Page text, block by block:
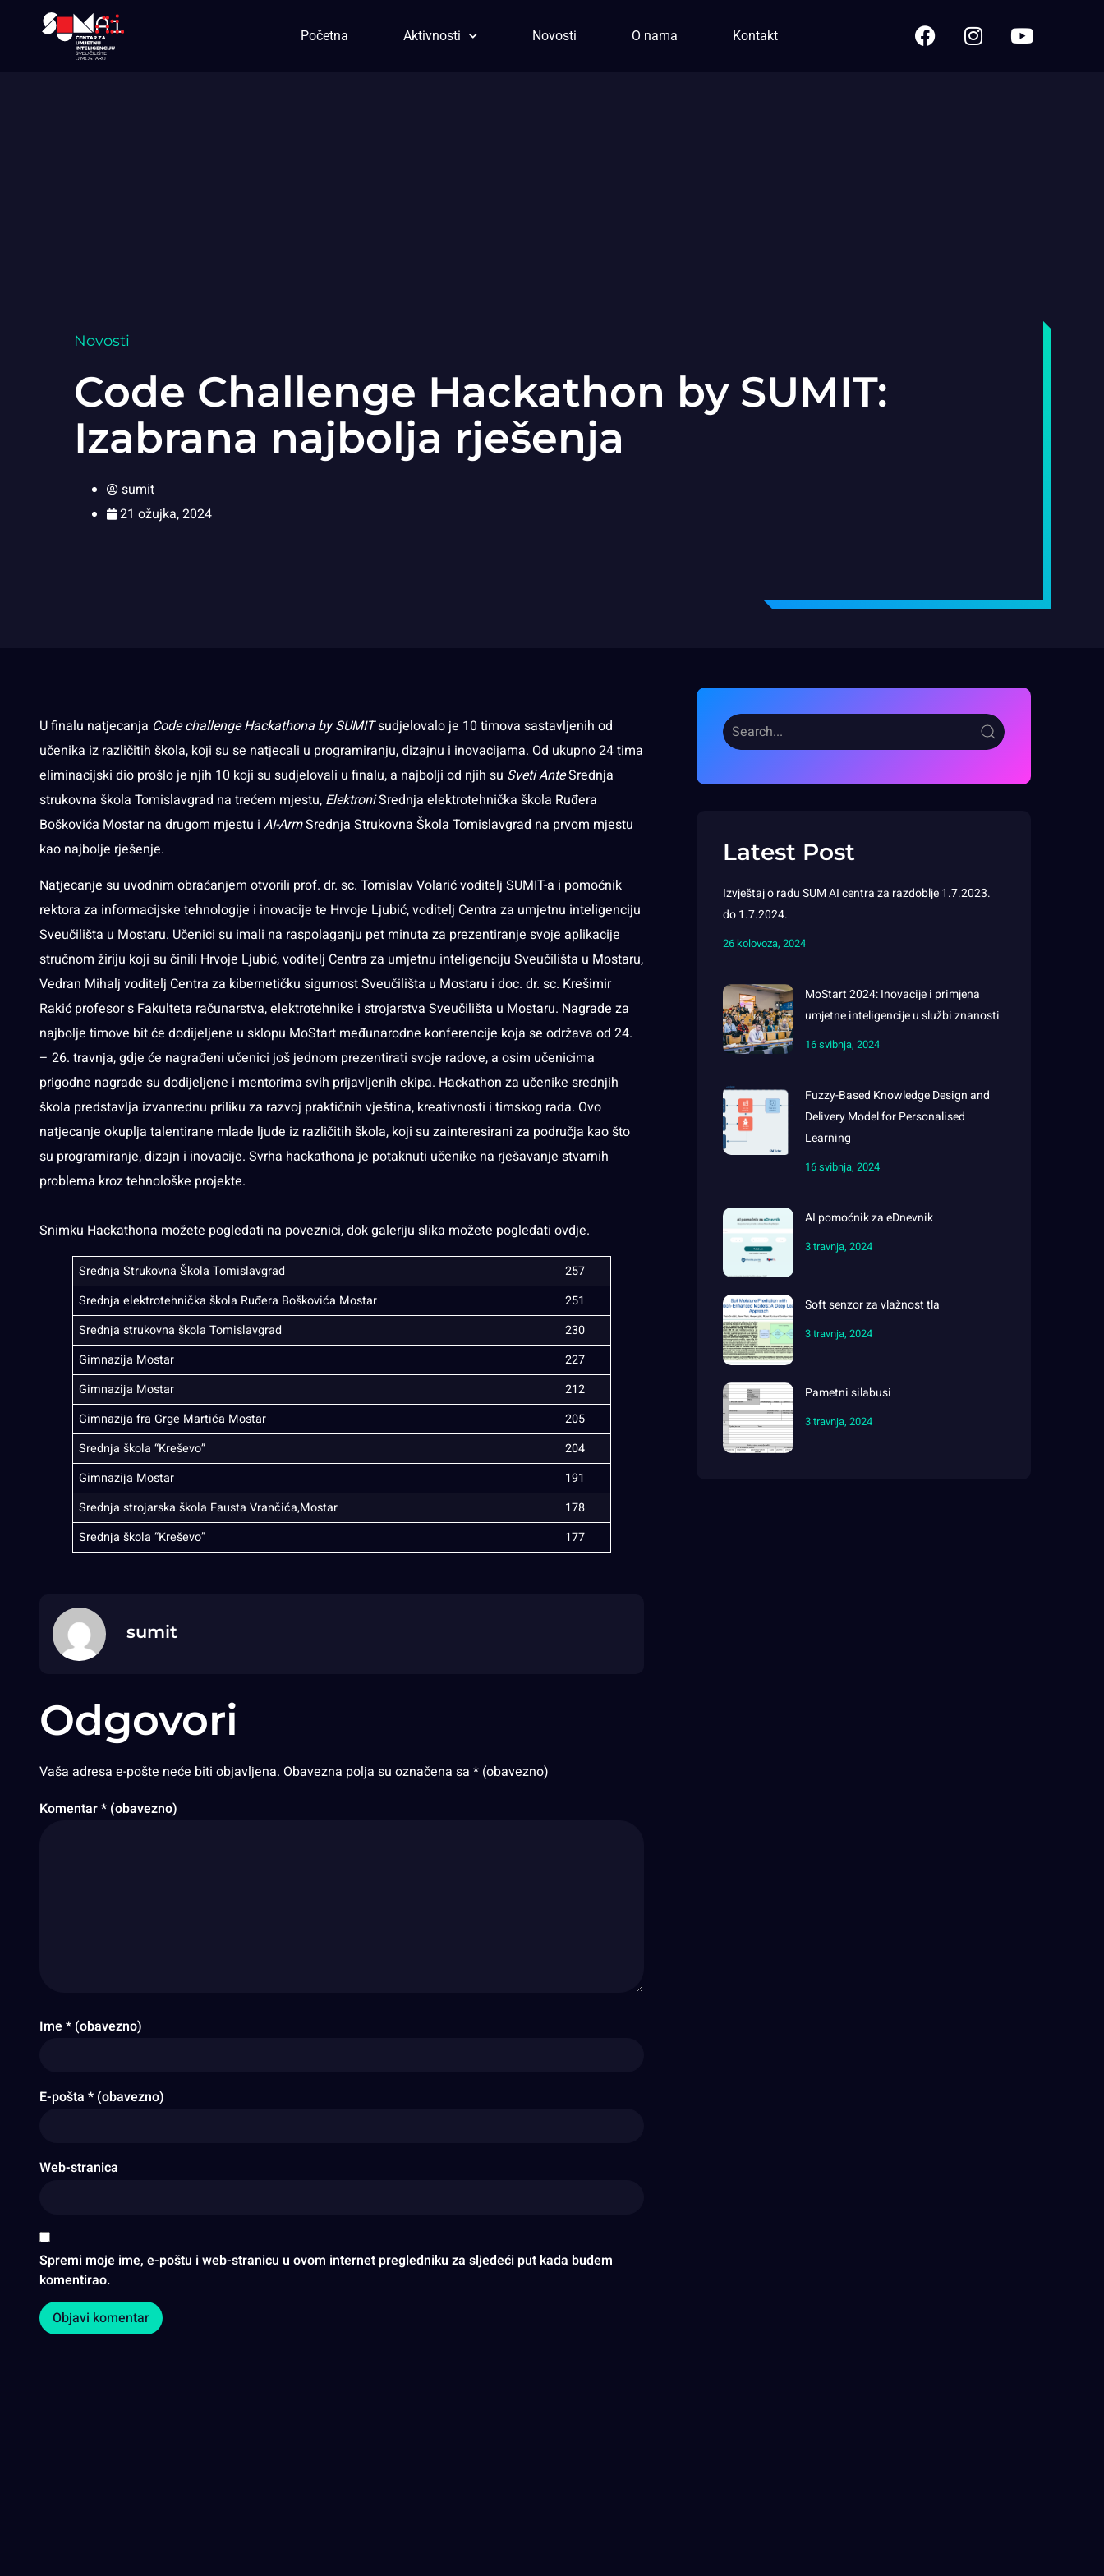
Početna Aktivnosti Novosti O nama Kontakt
Novosti
Code Challenge Hackathon by SUMIT:
Izabrana najbolja rješenja
sumit
21 ožujka, 2024
U finalu natjecanja Code challenge Hackathona by SUMITsudjelovalo je 10 timova sastavljenih od
učenika iz različitih škola, koji su se natjecali u programiranju, dizajnu i inovacijama. Od ukupno 24 tima
eliminacijski dio prošlo je njih 10 koji su sudjelovali u finalu, a najbolji od njih su Sveti AnteSrednja
strukovna škola Tomislavgrad na trećem mjestu, ElektroniSrednja elektrotehnička škola Ruđera
Boškovića Mostar na drugom mjestu i AI-ArmSrednja Strukovna Škola Tomislavgrad na prvom mjestu
kao najbolje rješenje.
Natjecanje su uvodnim obraćanjem otvorili prof. dr. sc. Tomislav Volarić voditelj SUMIT-a i pomoćnik
rektora za informacijske tehnologije i inovacije te Hrvoje Ljubić, voditelj Centra za umjetnu inteligenciju
Sveučilišta u Mostaru. Učenici su imali na raspolaganju pet minuta za prezentiranje svoje aplikacije
stručnom žiriju koji su činili Hrvoje Ljubić, voditelj Centra za umjetnu inteligenciju Sveučilišta u Mostaru,
Vedran Mihalj voditelj Centra za kibernetičku sigurnost Sveučilišta u Mostaru i doc. dr. sc. Krešimir
Rakić profesor s Fakulteta računarstva, elektrotehnike i strojarstva Sveučilišta u Mostaru. Nagrade za
najbolje timove bit će dodijeljene u sklopu MoStart međunarodne konferencije koja se održava od 24.
– 26. travnja, gdje će nagrađeni učenici još jednom prezentirati svoje radove, a osim učenicima
prigodne nagrade su dodijeljene i mentorima svih prijavljenih ekipa. Hackathon za učenike srednjih
škola predstavlja izvanrednu priliku za razvoj praktičnih vještina, kreativnosti i timskog rada. Ovo
natjecanje okuplja talentirane mlade ljude iz različitih škola, koji su zainteresirani za područja kao što
su programiranje, dizajn i inovacije. Svrha hackathona je potaknuti učenike na rješavanje stvarnih
problema kroz tehnološke projekte.
Snimku Hackathona možete pogledati na poveznici, dok galeriju slika možete pogledati ovdje.
Srednja Strukovna Škola Tomislavgrad
257
Srednja elektrotehnička škola Ruđera Boškovića Mostar
251
Srednja strukovna škola Tomislavgrad
230
Gimnazija Mostar
227
Gimnazija Mostar
212
Gimnazija fra Grge Martića Mostar
205
Srednja škola “Kreševo”
204
Gimnazija Mostar
191
Srednja strojarska škola Fausta Vrančića,Mostar
178
Srednja škola “Kreševo”
177
sumit
Odgovori
Vaša adresa e-pošte neće biti objavljena. Obavezna polja su označena sa * (obavezno)
Komentar* (obavezno)
Ime* (obavezno)
E-pošta * (obavezno)
Web-stranica
Spremi moje ime, e-poštu i web-stranicu u ovom internet pregledniku za sljedeći put kada budem
komentirao.
Latest Post
Izvještaj o radu SUM AI centra za razdoblje 1.7.2023.
do 1.7.2024.
26 kolovoza, 2024
MoStart 2024: Inovacije i primjena
umjetne inteligencije u službi znanosti
16 svibnja, 2024
Fuzzy-Based Knowledge Design and
Delivery Model for Personalised
Learning
16 svibnja, 2024
AI pomoćnik za eDnevnik
3 travnja, 2024
Soft senzor za vlažnost tla
3 travnja, 2024
Pametni silabusi
3 travnja, 2024